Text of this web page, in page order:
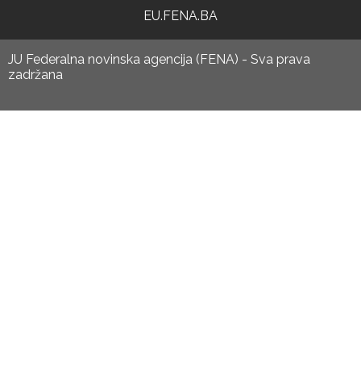
EU.FENA.BA
JU Federalna novinska agencija (FENA) - Sva prava
zadržana